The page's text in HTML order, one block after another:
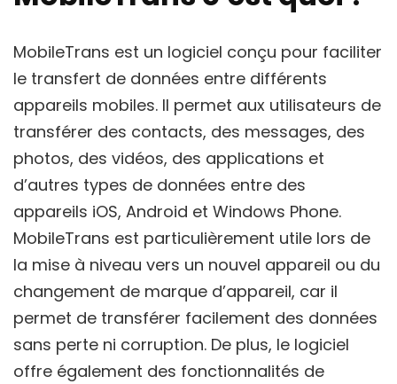
MobileTrans est un logiciel conçu pour faciliter
le transfert de données entre différents
appareils mobiles. Il permet aux utilisateurs de
transférer des contacts, des messages, des
photos, des vidéos, des applications et
d’autres types de données entre des
appareils iOS, Android et Windows Phone.
MobileTrans est particulièrement utile lors de
la mise à niveau vers un nouvel appareil ou du
changement de marque d’appareil, car il
permet de transférer facilement des données
sans perte ni corruption. De plus, le logiciel
offre également des fonctionnalités de